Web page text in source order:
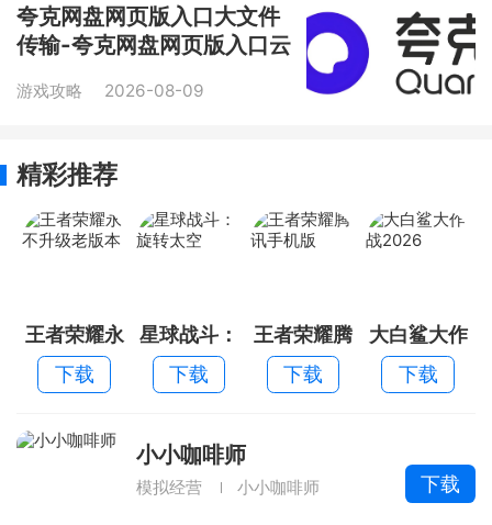
夸克网盘网页版入口大文件
传输-夸克网盘网页版入口云
游戏攻略 2026-08-09
精彩推荐
王者荣耀永
不升级老版
本
下载
星球战斗：
旋转太空
下载
王者荣耀腾
讯手机版
下载
大白鲨大作
战2026
下载
小小咖啡师
模拟经营 小小咖啡师 下载